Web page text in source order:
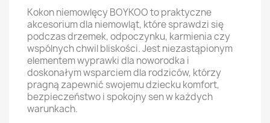
Kokon niemowlęcy BOYKOO to praktyczne
akcesorium dla niemowląt, które sprawdzi się
podczas drzemek, odpoczynku, karmienia czy
wspólnych chwil bliskości. Jest niezastąpionym
elementem wyprawki dla noworodka i
doskonałym wsparciem dla rodziców, którzy
pragną zapewnić swojemu dziecku komfort,
bezpieczeństwo i spokojny sen w każdych
warunkach.